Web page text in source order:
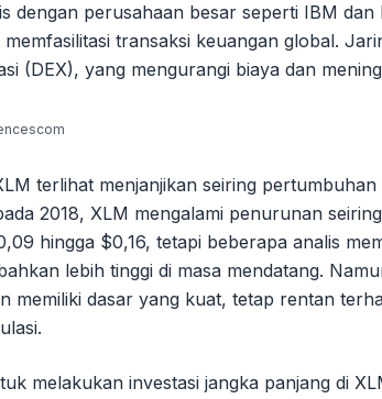
dengan perusahaan besar seperti IBM
transaksi keuangan global.
(DEX), yang mengurangi biaya dan
terlihat menjanjikan seiring
2018, XLM mengalami penurunan
hingga $0,16, tetapi beberapa analis
lebih tinggi di masa mendatang.
memiliki dasar yang kuat, tetap rentan
melakukan investasi jangka panjang di